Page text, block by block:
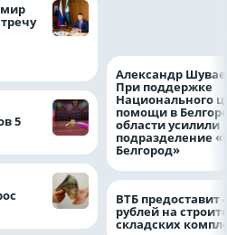
5
Александр
При поддержке
Национального
помощи в
области усилили
подразделение
Белгород»
ВТБ предоставит
рублей на
складских